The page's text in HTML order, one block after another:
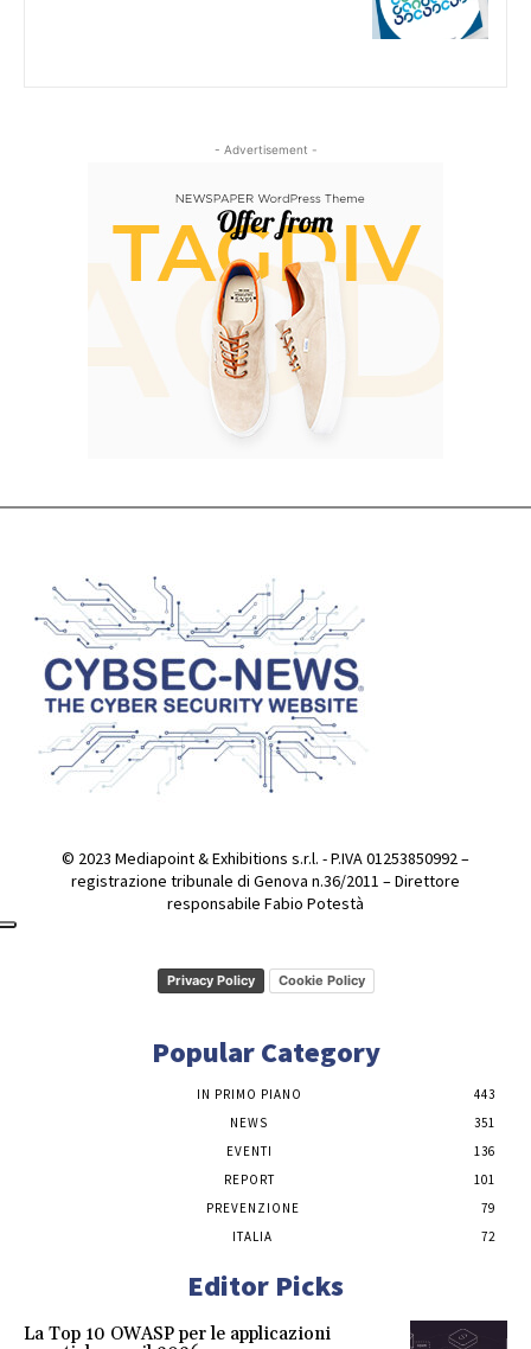
- Advertisement -
© 2023 Mediapoint & Exhibitions s.r.l. - P.IVA 01253850992 –
registrazione tribunale di Genova n.36/2011 – Direttore
responsabile Fabio Potestà
Privacy Policy Cookie Policy
Popular Category
IN PRIMO PIANO
443
NEWS
351
EVENTI
136
REPORT
101
PREVENZIONE
79
ITALIA
72
Editor Picks
La Top 10 OWASP per le applicazioni